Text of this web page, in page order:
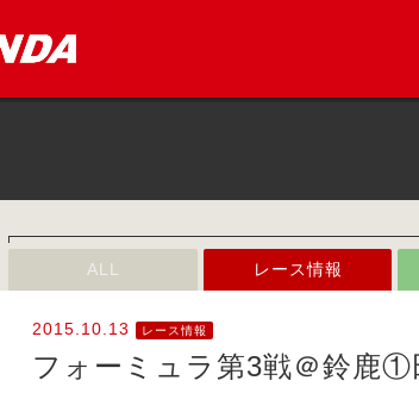
ALL レース情報
2015.10.13 レース情報
フォーミュラ第3戦＠鈴鹿①